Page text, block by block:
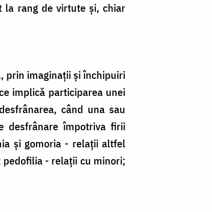
la rang de virtute şi, chiar
prin imaginaţii şi închipuiri
implică participarea unei
când una sau
desfrânare împotriva firii
şi gomoria - relaţii altfel
- relaţii cu minori;